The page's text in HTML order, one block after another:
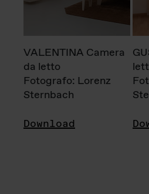
VALENTINA Camera
da letto
Fotografo: Lorenz
Sternbach
Download